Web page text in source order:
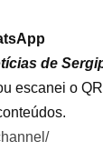
de
escanei o